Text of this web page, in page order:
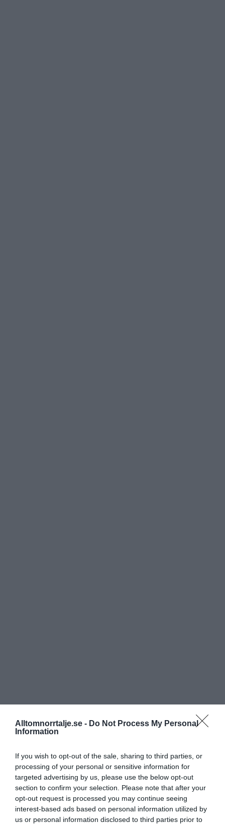
Alltomnorrtalje.se - Do Not Process My Personal
Information
If you wish to opt-out of the sale, sharing to third parties, or
processing of your personal or sensitive information for
targeted advertising by us, please use the below opt-out
section to confirm your selection. Please note that after your
opt-out request is processed you may continue seeing
interest-based ads based on personal information utilized by
us or personal information disclosed to third parties prior to